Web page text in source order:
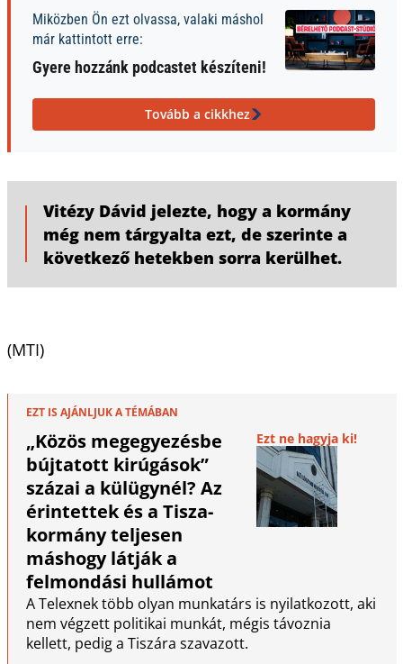
Miközben Ön ezt olvassa, valaki máshol
már kattintott erre:
Gyere hozzánk podcastet készíteni!
Tovább a cikkhez
Vitézy Dávid jelezte, hogy a kormány
még nem tárgyalta ezt, de szerinte a
következő hetekben sorra kerülhet.
(MTI)
EZT IS AJÁNLJUK A TÉMÁBAN
„Közös megegyezésbe
bújtatott kirúgások”
százai a külügynél? Az
érintettek és a Tisza-
kormány teljesen
máshogy látják a
felmondási hullámot
Ezt ne hagyja ki!
A Telexnek több olyan munkatárs is nyilatkozott, aki
nem végzett politikai munkát, mégis távoznia
kellett, pedig a Tiszára szavazott.